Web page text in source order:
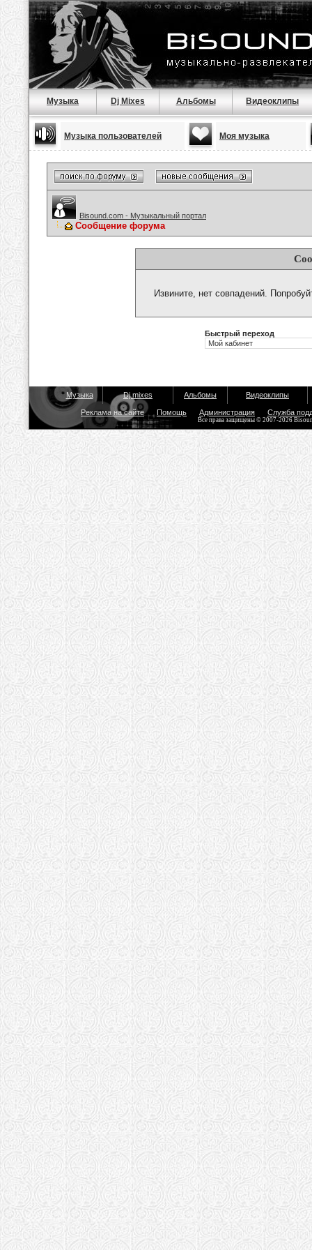
Музыка Dj Mixes Альбомы Видеоклипы
Музыка пользователей Моя музыка
Bisound.com - Музыкальный портал
Сообщение форума
Извините, нет совпадений.
Быстрый переход
Музыка Dj mixes Альбомы Видеоклипы
Реклама на сайте Помощь Администрация Служба
Все права защищены © 2007-2026